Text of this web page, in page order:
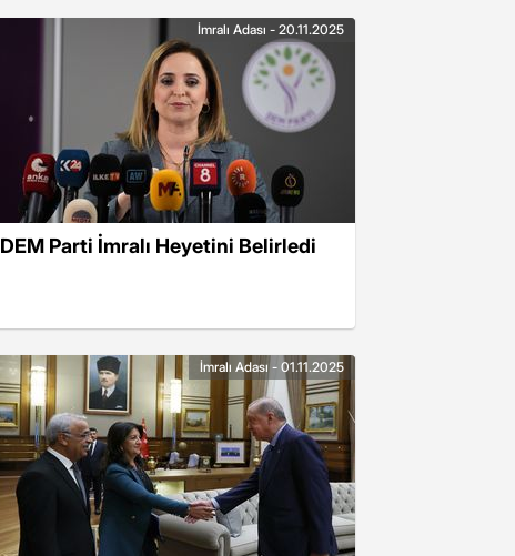
DEM Parti İmralı Heyetini Belirledi
İmralı Adası - 20.11.2025
İmralı Adası - 01.11.2025